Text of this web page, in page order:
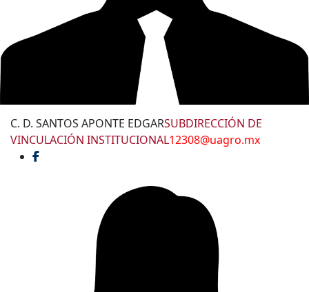
C. D. SANTOS APONTE EDGARSUBDIRECCIÓN DE
VINCULACIÓN INSTITUCIONAL12308@uagro.mx